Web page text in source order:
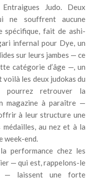
Judo. Deux
ne souffrent aucune
spécifique, fait de ashi-
infernal pour Dye, un
sur leurs jambes — ce
catégorie d’âge —, un
voilà les deux judokas du
pourrez retrouver la
magazine à paraître —
à leur structure une
médailles, au nez et à la
week-end.
performance chez les
— qui est, rappelons-le
! — laissent une forte